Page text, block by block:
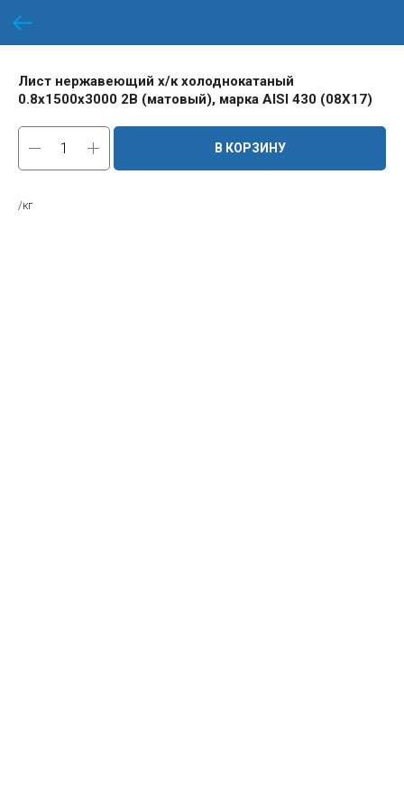
Лист нержавеющий х/к холоднокатаный
0.8х1500х3000 2B (матовый), марка AISI 430 (08Х17)
В КОРЗИНУ
/кг